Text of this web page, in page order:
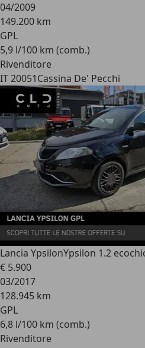
04/2009
149.200 km
GPL
5,9 l/100 km (comb.)
Rivenditore
IT 20051Cassina De' Pecchi
Lancia YpsilonYpsilon 1.2
€ 5.900
03/2017
128.945 km
GPL
6,8 l/100 km (comb.)
Rivenditore